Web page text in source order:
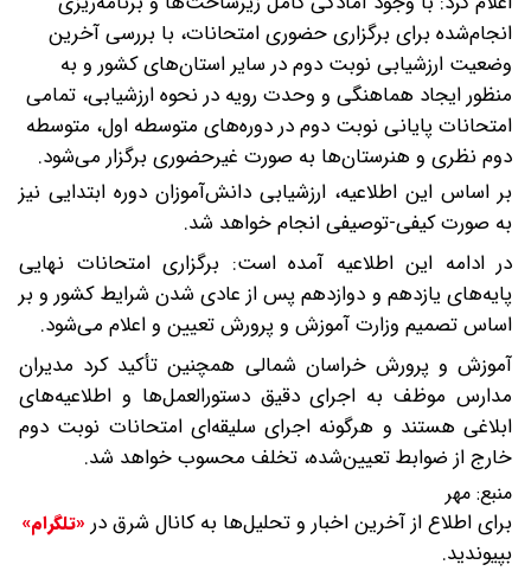
انجام‌شده برای برگزاری حضوری امتحانات، با بررسی آخرین
وضعیت ارزشیابی نوبت دوم در سایر استان‌های کشور و به
منظور ایجاد هماهنگی و وحدت رویه در نحوه ارزشیابی، تمامی
امتحانات پایانی نوبت دوم در دوره‌های متوسطه اول، متوسطه
دوم نظری و هنرستان‌ها به صورت غیرحضوری برگزار می‌شود.
بر اساس این اطلاعیه، ارزشیابی دانش‌آموزان دوره ابتدایی نیز
به صورت کیفی-توصیفی انجام خواهد شد.
در ادامه این اطلاعیه آمده است: برگزاری امتحانات نهایی
پایه‌های یازدهم و دوازدهم پس از عادی شدن شرایط کشور و بر
اساس تصمیم وزارت آموزش و پرورش تعیین و اعلام می‌شود.
آموزش و پرورش خراسان شمالی همچنین تأکید کرد مدیران
مدارس موظف به اجرای دقیق دستورالعمل‌ها و اطلاعیه‌های
ابلاغی هستند و هرگونه اجرای سلیقه‌ای امتحانات نوبت دوم
خارج از ضوابط تعیین‌شده، تخلف محسوب خواهد شد.
منبع: مهر
برای اطلاع از آخرین اخبار و تحلیل‌ها به کانال شرق در «تلگرام»
بپیوندید.